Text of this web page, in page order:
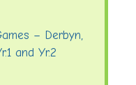
– Derbyn,
and Yr.2